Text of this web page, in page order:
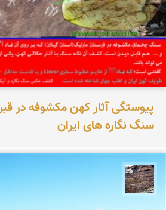
پیوستگی آثار کهن مکشوفه در
سنگ نگاره های ایران